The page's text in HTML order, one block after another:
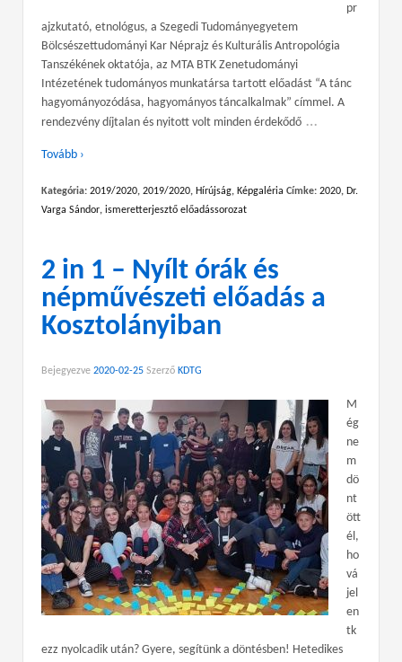
pr
ajzkutató, etnológus, a Szegedi Tudományegyetem
Bölcsészettudományi Kar Néprajz és Kulturális Antropológia
Tanszékének oktatója, az MTA BTK Zenetudományi
Intézetének tudományos munkatársa tartott előadást “A tánc
hagyományozódása, hagyományos táncalkalmak” címmel. A
rendezvény díjtalan és nyitott volt minden érdekődő …
Tovább ›
Kategória: 2019/2020, 2019/2020, Hírújság, Képgaléria Címke: 2020, Dr.
Varga Sándor, ismeretterjesztő előadássorozat
2 in 1 – Nyílt órák és
népművészeti előadás a
Kosztolányiban
Bejegyezve 2020-02-25 Szerző KDTG
M
ég
ne
m
dö
nt
ött
él,
ho
vá
jel
en
tk
ezz nyolcadik után? Gyere, segítünk a döntésben! Hetedikes